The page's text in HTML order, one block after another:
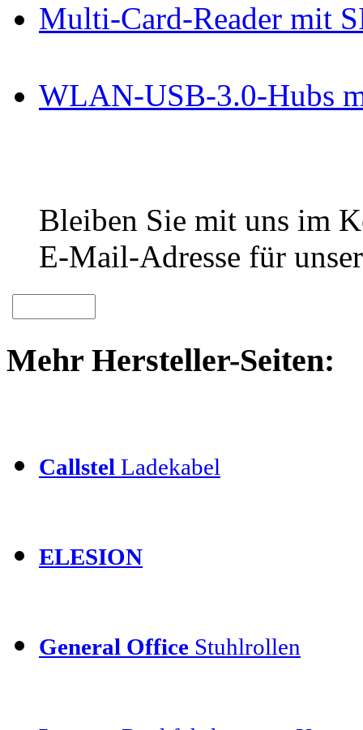
Multi-Card-Reader mit
WLAN-USB-3.0-Hubs
Bleiben Sie mit uns im
E-Mail-Adresse für
Mehr Hersteller-Seiten:
Callstel Ladekabel
ELESION
General Office Stuhlrollen